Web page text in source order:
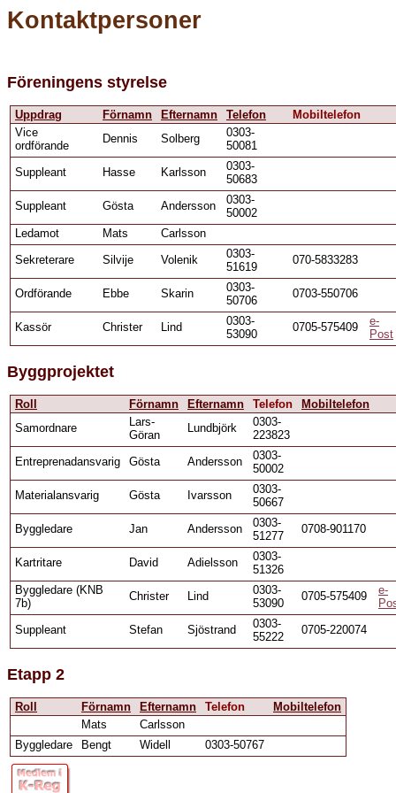
Kontaktpersoner
Föreningens styrelse
Uppdrag Förnamn Efternamn Telefon
Mobiltelefon
Vice
ordförande
Dennis Solberg
0303-
50081
Suppleant
Hasse Karlsson
0303-
50683
Suppleant
Gösta Andersson
0303-
50002
Ledamot
Mats
Carlsson
Sekreterare
Silvije Volenik
0303-
51619
070-5833283
Ordförande Ebbe Skarin
0303-
50706
0703-550706
Kassör Christer Lind
0303-
53090
0705-575409
e-
Post
Byggprojektet
Roll Förnamn Efternamn Telefon
Mobiltelefon
Samordnare
Lars-
Göran
Lundbjörk
0303-
223823
Entreprenadansvarig
Gösta Andersson
0303-
50002
Materialansvarig
Gösta Ivarsson
0303-
50667
Byggledare
Jan Andersson
0303-
51277
0708-901170
Kartritare David Adielsson
0303-
51326
Byggledare (KNB
7b)
Christer Lind
0303-
53090
0705-575409
e-
Suppleant
Stefan Sjöstrand
0303-
55222
0705-220074
Etapp 2
Roll Förnamn Efternamn Telefon
Mobiltelefon
Mats
Carlsson
Byggledare
Bengt Widell 0303-50767